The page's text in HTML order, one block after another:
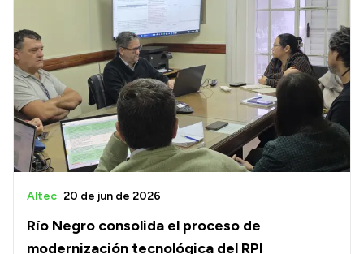
Río Negro consolida el proceso de
modernización tecnológica del RPI
Altec 20 de jun de 2026